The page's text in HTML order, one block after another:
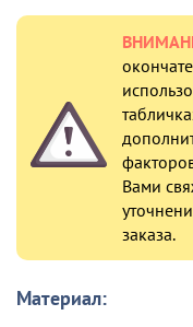
Вами
заказа.
Материал: